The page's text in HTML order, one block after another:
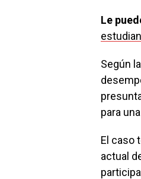
Le
Según
para
El caso
actual